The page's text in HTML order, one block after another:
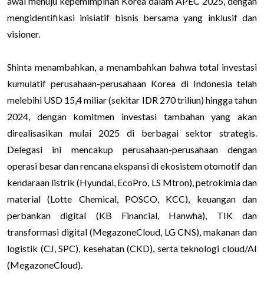
mengidentifikasi inisiatif bisnis bersama yang inklusif dan
visioner.
Shinta menambahkan, a menambahkan bahwa total investasi
kumulatif perusahaan-perusahaan Korea di Indonesia telah
melebihi USD 15,4 miliar (sekitar IDR 270 triliun) hingga tahun
2024, dengan komitmen investasi tambahan yang akan
direalisasikan mulai 2025 di berbagai sektor strategis.
Delegasi ini mencakup perusahaan-perusahaan dengan
operasi besar dan rencana ekspansi di ekosistem otomotif dan
kendaraan listrik (Hyundai, EcoPro, LS Mtron), petrokimia dan
material (Lotte Chemical, POSCO, KCC), keuangan dan
perbankan digital (KB Financial, Hanwha), TIK dan
transformasi digital (MegazoneCloud, LG CNS), makanan dan
logistik (CJ, SPC), kesehatan (CKD), serta teknologi cloud/AI
(MegazoneCloud).